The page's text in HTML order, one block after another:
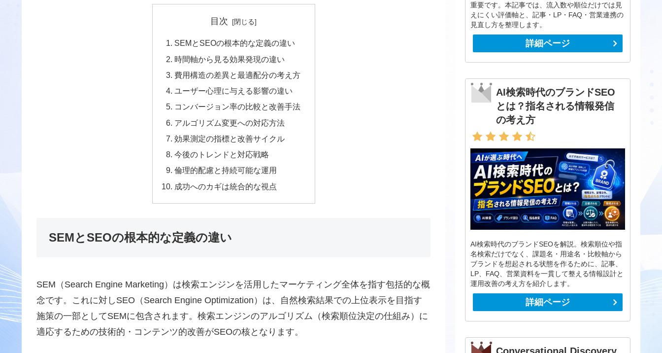
目次
SEMとSEOの根本的な定義の違い
時間軸から見る効果発現の違い
費用構造の差異と最適配分の考え方
ユーザー心理に与える影響の違い
コンバージョン率の比較と改善手法
アルゴリズム変更への対応方法
効果測定の指標と改善サイクル
今後のトレンドと対応戦略
倫理的配慮と持続可能な運用
成功へのカギは統合的な視点
SEMとSEOの根本的な定義の違い
SEM（Search Engine Marketing）は検索エンジンを活用したマーケティング全体を指す包括的な概
念です。これに対しSEO（Search Engine Optimization）は、自然検索結果での上位表示を目指す
施策の一部としてSEMに包含されます。検索エンジンのアルゴリズム（検索順位決定の仕組み）に
適応するための技術的・コンテンツ的改善がSEOの核となります。
重要です。本記事では、流入数や順位だけでは見
えにくい評価軸と、記事・LP・FAQ・営業連携の
見直し方を整理します。
詳細ページ
AI検索時代のブランドSEO
とは？指名される情報発信
の考え方
AI検索時代のブランドSEOを解説。検索順位や指
名検索だけでなく、課題名・用途名・比較軸から
ブランドを想起される状態を作るために、記事、
LP、FAQ、営業資料を一貫して整える情報設計と
運用改善の考え方を紹介します。
詳細ページ